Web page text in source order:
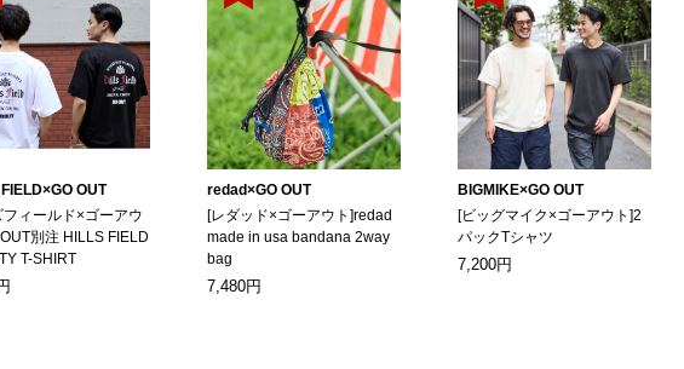
OUT
フィールド×ゴーアウ
OUT別注 HILLS FIELD
T-SHIRT
redad×GO OUT
[レダッド×ゴーアウト]redad
made in usa bandana 2way
bag
7,480円
BIGMIKE×GO OUT
[ビッグマイク×ゴーアウト]2
パックTシャツ
7,200円